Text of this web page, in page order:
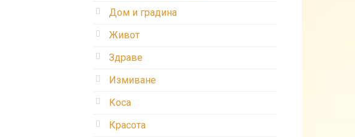
Дом и градина
Живот
Здраве
Измиване
Коса
Красота